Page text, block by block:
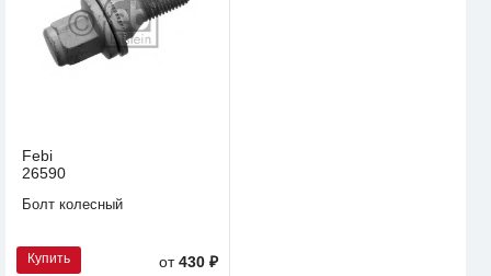
Febi
26590
Болт колесный
Купить от430 ₽